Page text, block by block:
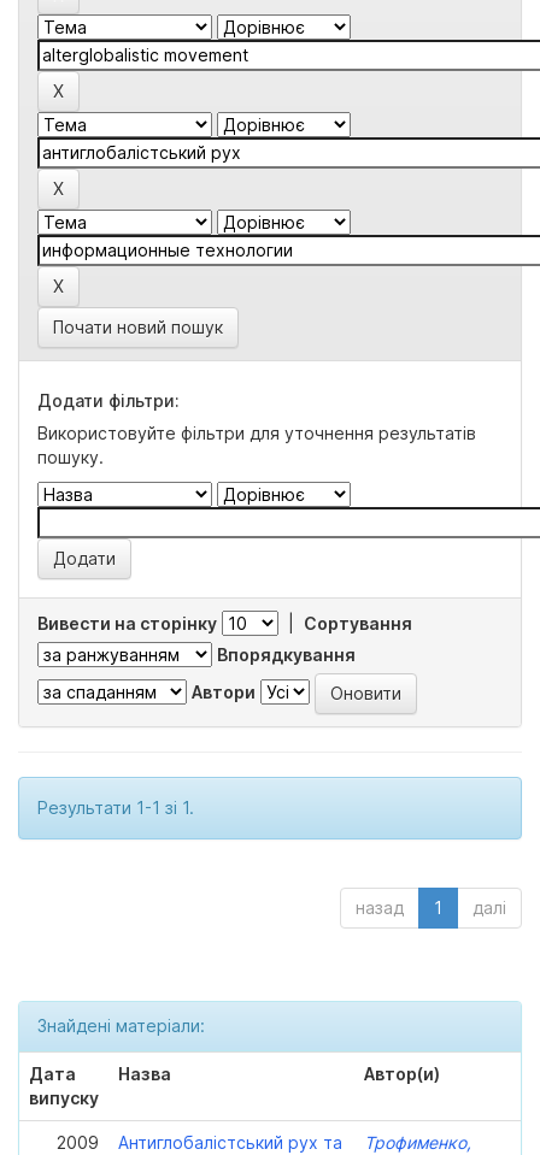
Почати новий пошук
Додати фільтри:
Використовуйте фільтри для уточнення результатів
пошуку.
Вивести на сторінку
Сортування
Впорядкування
Автори
Результати 1-1 зі 1.
назад 1 далі
Знайдені матеріали:
Дата
випуску
Назва Автор(и)
2009
Антиглобалістський рух та
Трофименко,